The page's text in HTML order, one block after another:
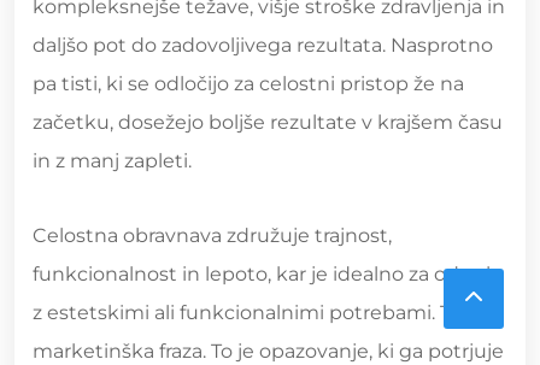
kompleksnejše težave, višje stroške zdravljenja in
daljšo pot do zadovoljivega rezultata. Nasprotno
pa tisti, ki se odločijo za celostni pristop že na
začetku, dosežejo boljše rezultate v krajšem času
in z manj zapleti.
Celostna obravnava združuje trajnost,
funkcionalnost in lepoto, kar je idealno za odrasle
z estetskimi ali funkcionalnimi potrebami. To ni
marketinška fraza. To je opazovanje, ki ga potrjuje